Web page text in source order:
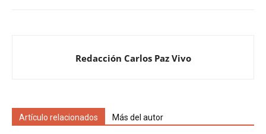
Redacción Carlos Paz Vivo
Artículo relacionados Más del autor